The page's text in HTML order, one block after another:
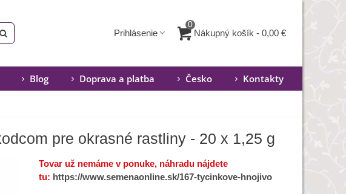
Prihlásenie
0
Nákupný košík - 0,00 €
Blog Doprava a platba Česko Kontakty
pre okrasné rastliny - 20 x 1,25 g
Tovar už nemáme v ponuke, náhradu nájdete
tu: https://www.semenaonline.sk/167-tycinkove-hnojivo